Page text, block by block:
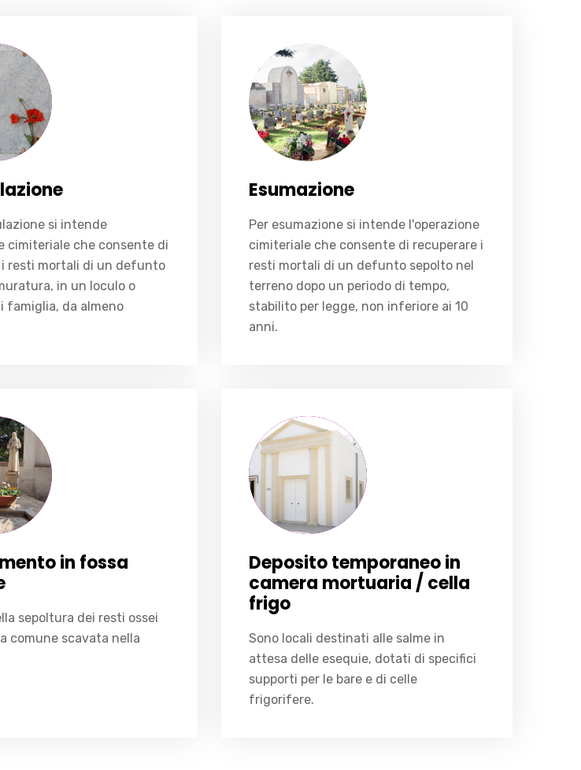
si intende
cimiteriale che consente di
i resti mortali di un defunto
in un loculo o
famiglia, da almeno
Esumazione
Per esumazione si intende l'operazione
cimiteriale che consente di recuperare i
resti mortali di un defunto sepolto nel
terreno dopo un periodo di tempo,
stabilito per legge, non inferiore ai 10
anni.
in fossa
sepoltura dei resti ossei
comune scavata nella
Deposito temporaneo in
camera mortuaria / cella
frigo
Sono locali destinati alle salme in
attesa delle esequie, dotati di specifici
supporti per le bare e di celle
frigorifere.